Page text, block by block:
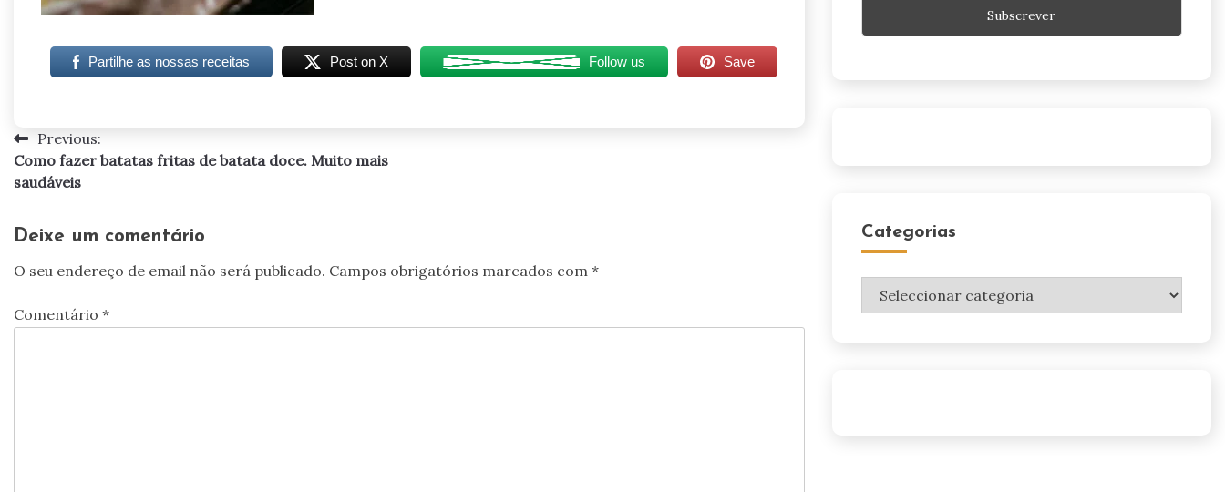
Partilhe as nossas receitas Post on X Follow us Save
Navegação
de
Previous:
Como fazer batatas fritas de batata doce. Muito mais
saudáveis
Deixe um comentário
O seu endereço de email não será publicado. Campos obrigatórios marcados com *
Comentário *
Categorias
Categorias